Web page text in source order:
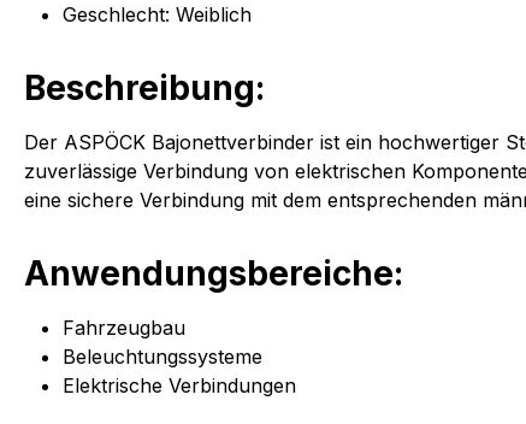
Geschlecht: Weiblich
Beschreibung:
Der ASPÖCK Bajonettverbinder ist ein hochwertiger
zuverlässige Verbindung von elektrischen
eine sichere Verbindung mit dem entsprechenden
Anwendungsbereiche:
Fahrzeugbau
Beleuchtungssysteme
Elektrische Verbindungen